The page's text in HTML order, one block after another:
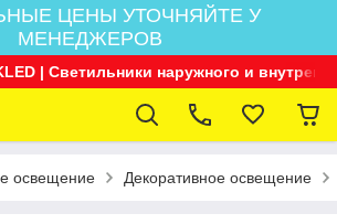
ЦЕНЫ УТОЧНЯЙТЕ У
МЕНЕДЖЕРОВ
| Светильники наружного и
освещение Декоративное освещение